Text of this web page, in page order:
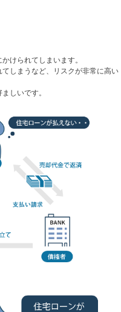
けられてしまいます。
しまうなど、リスクが非常に高い
しいです。